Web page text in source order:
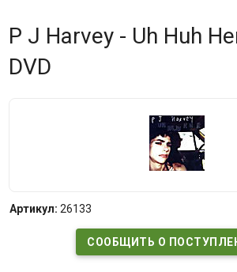
P J Harvey - Uh Huh
DVD
Артикул: 26133
СООБЩИТЬ О